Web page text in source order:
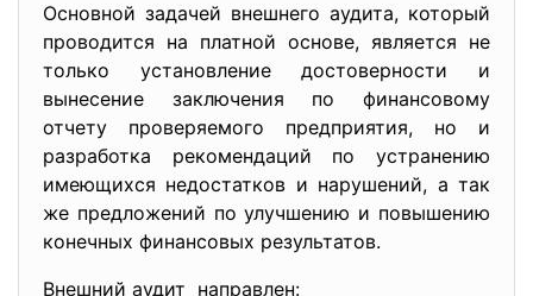
Основной задачей внешнего аудита, который
проводится на платной основе, является не
только установление достоверности и
вынесение заключения по финансовому
отчету проверяемого предприятия, но и
разработка рекомендаций по устранению
имеющихся недостатков и нарушений, а так
же предложений по улучшению и повышению
конечных финансовых результатов.
Внешний аудит направлен: